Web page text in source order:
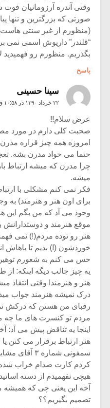
وقتی آندره آرزومانیان
صورتی که بزرگترین و تنها
(منظورم از غیر سنتی
“قلندر” داریوش اسمی نمی
بگذریم. منظورم رو فهمیدید
پاسخ
سینا حسینی
۲۲ خرداد ۱۳۹۰ در ۱۰:۵۸ ق٫ظ
عرض سلام!!
صحبت کلی دارم در مورد
امروزه همه چیز قراره
حتما می خواد مدرن بشه.
چرا مدرن که میشه
میشه.
فکر نمی کنم مشکلی با
برای اون هنر و هنرمند) به
وجود می آد که من بگم این
موقع هنرمند و
هنر رو توده مردم(!) نمی
خوردشون (!) بدیم تا باهاش
حس می کنم به شعورم
یه چیز جالب دیگه اینکه: از
هنر و هنرمندا وقتی انتقاد
درک نمیشه هنرمند جواب
رقبای من هستن که درکش نمی
مردم تو کنسرت های ما چه
اینجا یه تناقض پیش می آد:
هنر ارتباط برقرار می کنن
سمفونی
کردم کارت صدام خراب شده!!
هیچی نفهمیدم از دسته
آخه این یعنی چی که همیشه
تصمیم بگیریم؟؟